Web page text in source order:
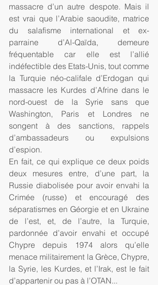
massacre d’un autre despote. Mais il
est vrai que l’Arabie saoudite, matrice
du salafisme international et ex-
parraine d’Al-Qaïda, demeure
fréquentable car elle est l’allié
indéfectible des Etats-Unis, tout comme
la Turquie néo-califale d’Erdogan qui
massacre les Kurdes d’Afrine dans le
nord-ouest de la Syrie sans que
Washington, Paris et Londres ne
songent à des sanctions, rappels
d’ambassadeurs ou expulsions
d’espion.
En fait, ce qui explique ce deux poids
deux mesures entre, d’une part, la
Russie diabolisée pour avoir envahi la
Crimée (russe) et encouragé des
séparatismes en Géorgie et en Ukraine
de l’est, et, de l’autre, la Turquie,
pardonnée d’avoir envahi et occupé
Chypre depuis 1974 alors qu’elle
menace militairement la Grèce, Chypre,
la Syrie, les Kurdes, et l’Irak, est le fait
d’appartenir ou pas à l’OTAN...